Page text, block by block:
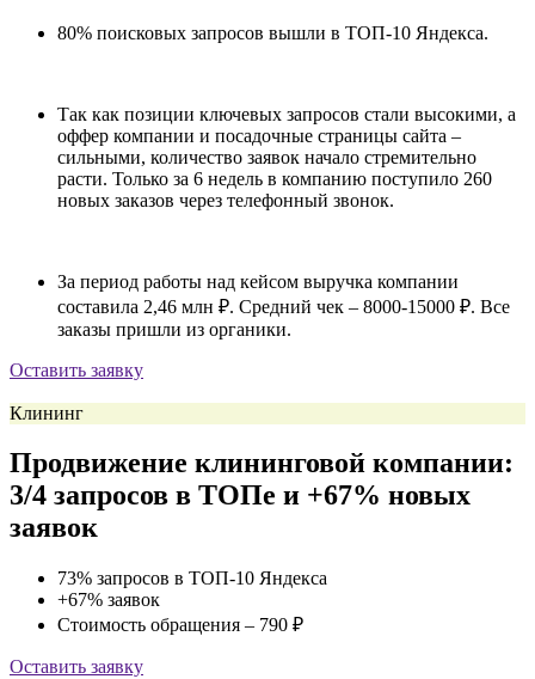
80% поисковых запросов вышли в ТОП-10 Яндекса.
Так как позиции ключевых запросов стали высокими, а
оффер компании и посадочные страницы сайта –
сильными, количество заявок начало стремительно
расти. Только за 6 недель в компанию поступило 260
новых заказов через телефонный звонок.
За период работы над кейсом выручка компании
составила 2,46 млн ₽. Средний чек – 8000-15000 ₽. Все
заказы пришли из органики.
Оставить заявку
Клининг
Продвижение клининговой компании:
3/4 запросов в ТОПе и +67% новых
заявок
73% запросов в ТОП-10 Яндекса
+67% заявок
Стоимость обращения – 790 ₽
Оставить заявку